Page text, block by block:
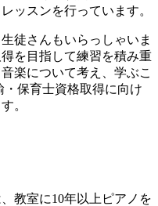
ッスンを行っています。
徒さんもいらっしゃいま
を目指して練習を積み重
楽について考え、学ぶこ
保育士資格取得に向け
。
教室に10年以上ピアノを